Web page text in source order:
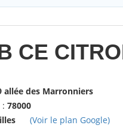
CE
allée des Marronniers
: 78000
(Voir le plan Google)